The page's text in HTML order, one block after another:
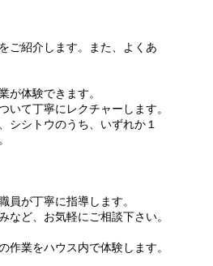
ご紹介します。また、よくあ
が体験できます。
にレクチャーします。
のうち、いずれか１
寧に指導します。
気軽にご相談下さい。
ウス内で体験します。